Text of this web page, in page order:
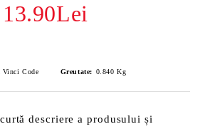
13.90Lei
Vinci Code Greutate: 0.840 Kg
descriere a produsului și